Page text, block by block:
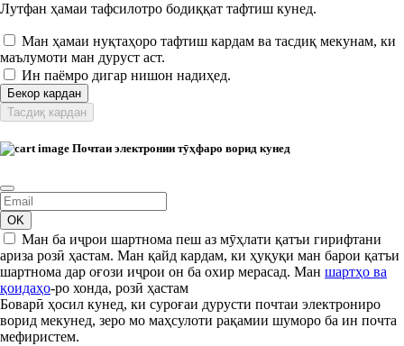
Лутфан ҳамаи тафсилотро бодиққат тафтиш кунед.
Ман ҳамаи нуқтаҳоро тафтиш кардам ва тасдиқ мекунам, ки
маълумоти ман дуруст аст.
Ин паёмро дигар нишон надиҳед.
Бекор кардан
Тасдиқ кардан
Почтаи электронии тӯҳфаро ворид кунед
OK
Ман ба иҷрои шартнома пеш аз мӯҳлати қатъи гирифтани
ариза розӣ ҳастам. Ман қайд кардам, ки ҳуқуқи ман барои қатъи
шартнома дар оғози иҷрои он ба охир мерасад. Ман шартҳо ва
қоидаҳо-ро хонда, розӣ ҳастам
Боварӣ ҳосил кунед, ки суроғаи дурусти почтаи электрониро
ворид мекунед, зеро мо маҳсулоти рақамии шуморо ба ин почта
мефиристем.